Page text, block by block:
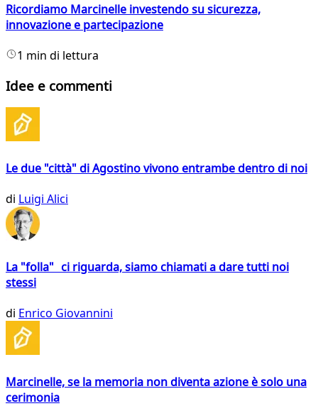
Ricordiamo Marcinelle investendo su sicurezza,
innovazione e partecipazione
1 min di lettura
Idee e commenti
Le due "città" di Agostino vivono entrambe dentro di noi
di Luigi Alici
La "folla" ci riguarda, siamo chiamati a dare tutti noi
stessi
di Enrico Giovannini
Marcinelle, se la memoria non diventa azione è solo una
cerimonia